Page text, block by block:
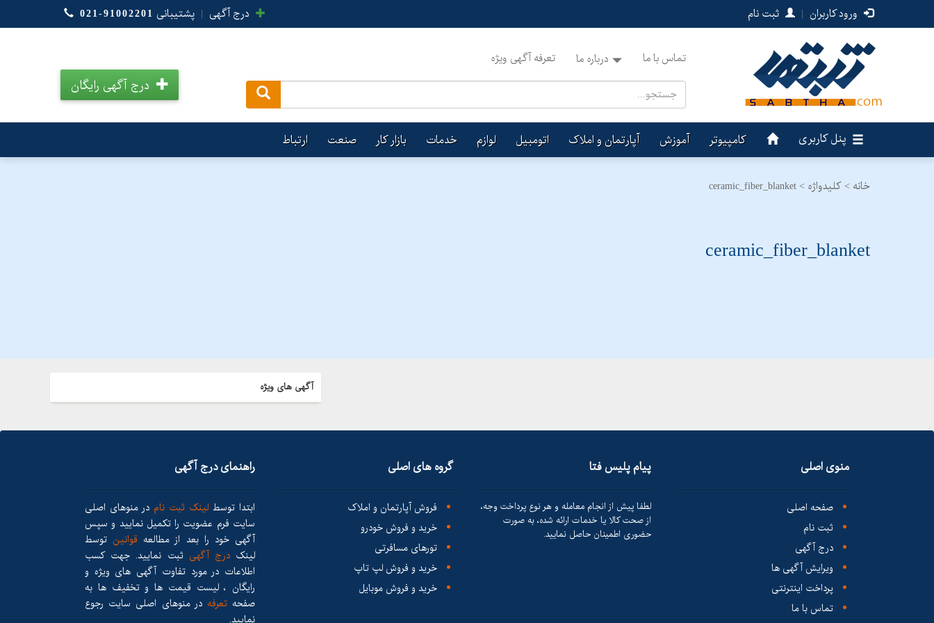
ورود کاربران | ثبت نام درج آگهی | پشتیبانی 021-91002201
تماس با ما درباره ما تعرفه آگهی ویژه
درج آگهی رایگان
پنل کاربری کامپیوتر آموزش آپارتمان و املاک اتومبیل لوازم خدمات بازار کار صنعت ارتباط
خانه > کلیدواژه > ceramic_fiber_blanket
ceramic_fiber_blanket
آگهی های ویژه
منوی اصلی
صفحه اصلی
ثبت نام
درج آگهی
ویرایش آگهی ها
پرداخت اینترنتی
تماس با ما
پیام پلیس فتا
لطفا پیش از انجام معامله و هر نوع پرداخت وجه،
از صحت کالا یا خدمات ارائه شده، به صورت
حضوری اطمینان حاصل نمایید.
گروه های اصلی
فروش آپارتمان و املاک
خرید و فروش خودرو
تورهای مسافرتی
خرید و فروش لپ تاپ
خرید و فروش موبایل
راهنمای درج آگهی
ابتدا توسط لینک ثبت نام در منوهای اصلی
سایت فرم عضویت را تکمیل نمایید و سپس
آگهی خود را بعد از مطالعه قوانین توسط
لینکدرج آگهی ثبت نمایید. جهت کسب
اطلاعات در مورد تفاوت آگهی های ویژه و
رایگان ، لیست قیمت ها و تخفیف ها به
صفحه تعرفهدر منوهای اصلی سایت رجوع
نمایید.